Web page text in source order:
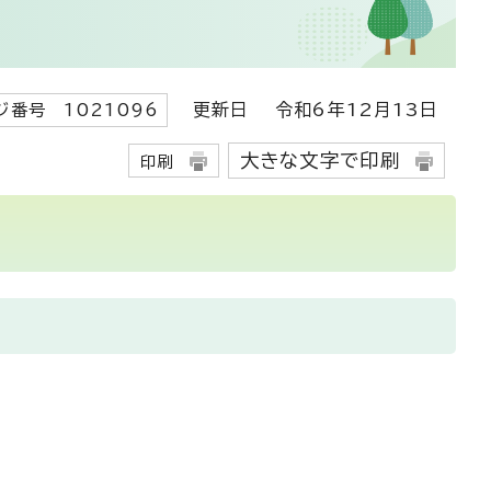
番号 1021096 更新日 令和6年12月13日
印刷 大きな文字で印刷